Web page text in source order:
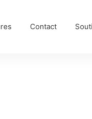
Contact